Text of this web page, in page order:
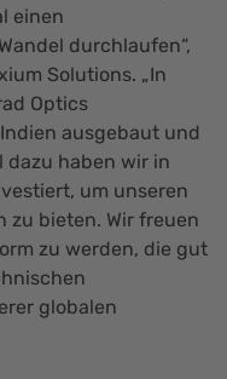
einen
durchlaufen“,
Solutions. „In
Optics
ausgebaut und
dazu haben wir in
um unseren
zu bieten. Wir freuen
zu werden, die gut
globalen